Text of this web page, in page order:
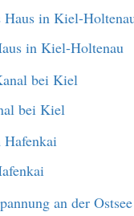
in Kiel-Holtenau
bei Kiel